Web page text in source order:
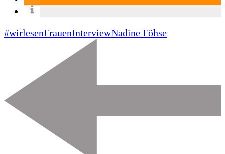
#wirlesenFrauenInterviewNadine Föhse